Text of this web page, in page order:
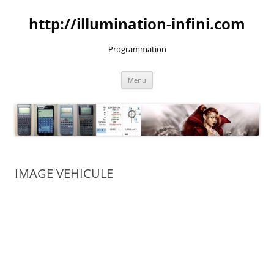
contenu
http://illumination-infini.com
Programmation
Menu
IMAGE VEHICULE